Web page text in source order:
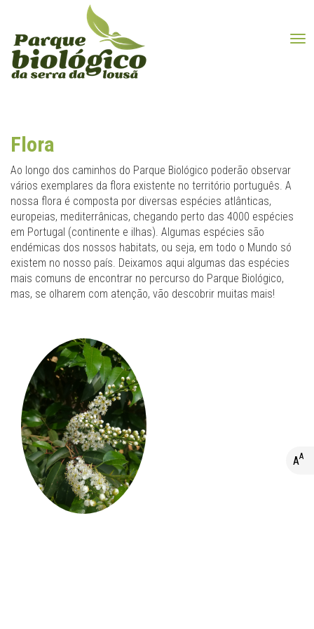
AA
Flora
Ao longo dos caminhos do Parque Biológico poderão observar
vários exemplares da flora existente no território português. A
nossa flora é composta por diversas espécies atlânticas,
europeias, mediterrânicas, chegando perto das 4000 espécies
em Portugal (continente e ilhas). Algumas espécies são
endémicas dos nossos habitats, ou seja, em todo o Mundo só
existem no nosso país. Deixamos aqui algumas das espécies
mais comuns de encontrar no percurso do Parque Biológico,
mas, se olharem com atenção, vão descobrir muitas mais!